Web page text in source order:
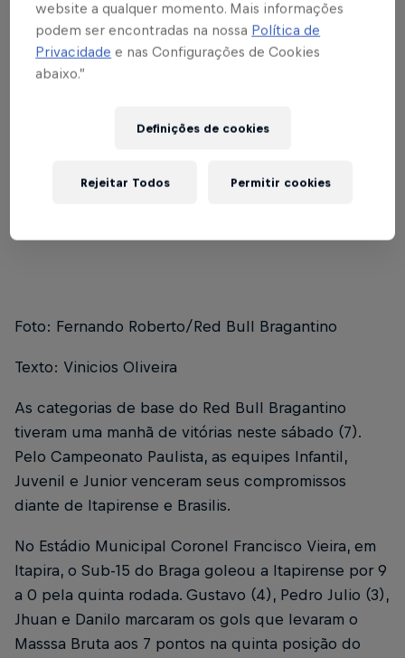
Times Sub-15, Sub-17 e
Sub-20 do Massa
no Estadual
Foto: Fernando Roberto/Red Bull Bragantino
Texto: Vinicios Oliveira
As categorias de base do Red Bull Bragantino
tiveram uma manhã de vitórias neste sábado (7).
Pelo Campeonato Paulista, as equipes Infantil,
Juvenil e Junior venceram seus compromissos
diante de Itapirense e Brasilis.
No Estádio Municipal Coronel Francisco Vieira, em
Itapira, o Sub-15 do Braga goleou a Itapirense por 9
a 0 pela quinta rodada. Gustavo (4), Pedro Julio (3),
Jhuan e Danilo marcaram os gols que levaram o
Masssa Bruta aos 7 pontos na quinta posição do
website a qualquer momento. Mais informações
podem ser encontradas na nossa Política de
Privacidade e nas Configurações de Cookies
abaixo.”
Definições de cookies
Rejeitar Todos Permitir cookies